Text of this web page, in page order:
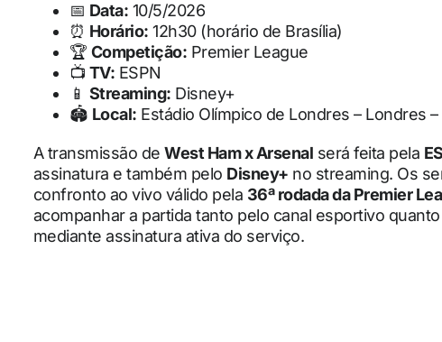
📅 Data: 10/5/2026
⏰ Horário: 12h30 (horário de Brasília)
🏆 Competição: Premier League
📺 TV: ESPN
📱 Streaming: Disney+
🏟 Local: Estádio Olímpico de Londres – Londres
A transmissão de West Ham x Arsenal será feita pela
assinatura e também pelo Disney+ no streaming. Os
confronto ao vivo válido pela 36ª rodada da Premier
acompanhar a partida tanto pelo canal esportivo
mediante assinatura ativa do serviço.